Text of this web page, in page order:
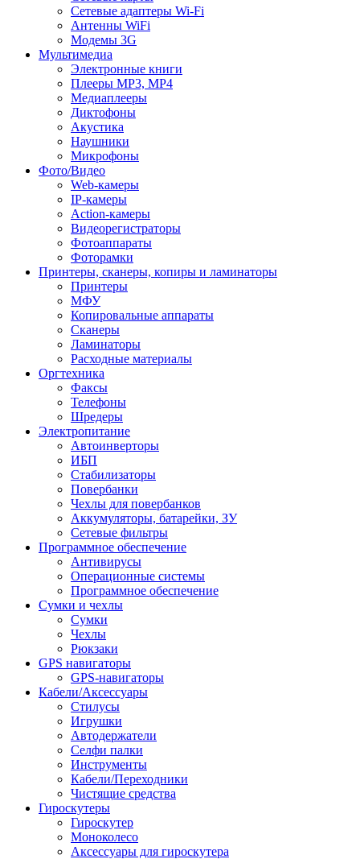
Сетевые адаптеры Wi-Fi
Антенны WiFi
Модемы 3G
Мультимедиа
Электронные книги
Плееры MP3, MP4
Медиаплееры
Диктофоны
Акустика
Наушники
Микрофоны
Фото/Видео
Web-камеры
IP-камеры
Action-камеры
Видеорегистраторы
Фотоаппараты
Фоторамки
Принтеры, сканеры, копиры и ламинаторы
Принтеры
МФУ
Копировальные аппараты
Сканеры
Ламинаторы
Расходные материалы
Оргтехника
Факсы
Телефоны
Шредеры
Электропитание
Автоинверторы
ИБП
Стабилизаторы
Повербанки
Чехлы для повербанков
Аккумуляторы, батарейки, ЗУ
Сетевые фильтры
Программное обеспечение
Антивирусы
Операционные системы
Программное обеспечение
Сумки и чехлы
Сумки
Чехлы
Рюкзаки
GPS навигаторы
GPS-навигаторы
Кабели/Аксессуары
Стилусы
Игрушки
Автодержатели
Селфи палки
Инструменты
Кабели/Переходники
Чистящие средства
Гироскутеры
Гироскутер
Моноколесо
Аксессуары для гироскутера